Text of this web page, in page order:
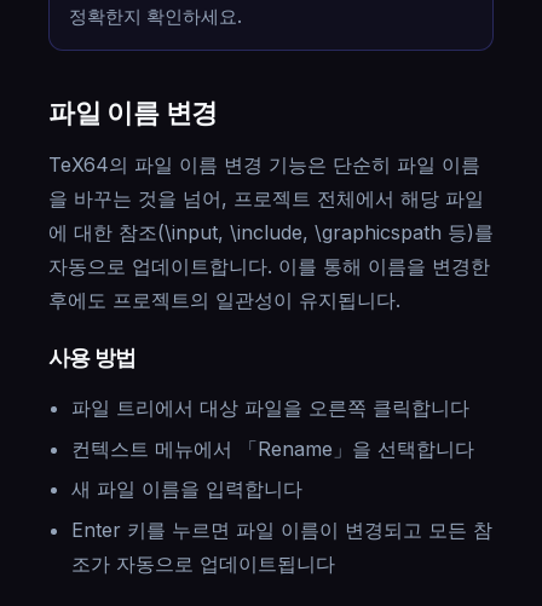
정확한지 확인하세요.
파일 이름 변경
TeX64의 파일 이름 변경 기능은 단순히 파일 이름
을 바꾸는 것을 넘어, 프로젝트 전체에서 해당 파일
에 대한 참조(\input, \include, \graphicspath 등)를
자동으로 업데이트합니다. 이를 통해 이름을 변경한
후에도 프로젝트의 일관성이 유지됩니다.
사용 방법
파일 트리에서 대상 파일을 오른쪽 클릭합니다
컨텍스트 메뉴에서 「Rename」을 선택합니다
새 파일 이름을 입력합니다
Enter 키를 누르면 파일 이름이 변경되고 모든 참
조가 자동으로 업데이트됩니다